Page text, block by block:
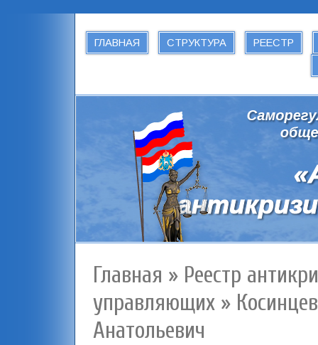
ГЛАВНАЯ СТРУКТУРА РЕЕСТР
Главная » Реестр
управляющих »
Анатольевич